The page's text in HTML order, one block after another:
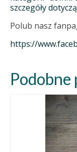
szczegóły
Polub nasz
https://